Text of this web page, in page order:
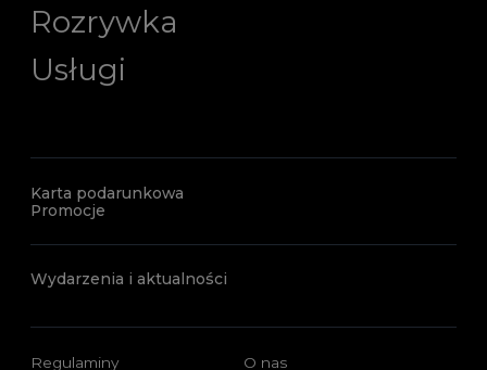
Rozrywka
Usługi
Karta podarunkowa
Promocje
Wydarzenia i aktualności
Regulaminy O nas